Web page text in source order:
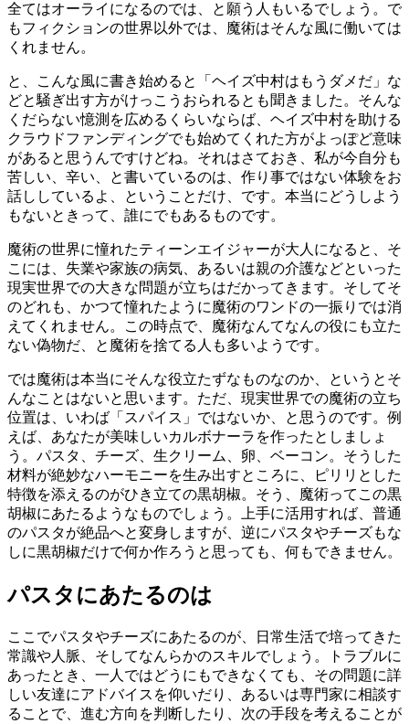
全てはオーライになるのでは、と願う人もいるでしょう。で
もフィクションの世界以外では、魔術はそんな風に働いては
くれません。
と、こんな風に書き始めると「ヘイズ中村はもうダメだ」な
どと騒ぎ出す方がけっこうおられるとも聞きました。そんな
くだらない憶測を広めるくらいならば、ヘイズ中村を助ける
クラウドファンディングでも始めてくれた方がよっぽど意味
があると思うんですけどね。それはさておき、私が今自分も
苦しい、辛い、と書いているのは、作り事ではない体験をお
話ししているよ、ということだけ、です。本当にどうしよう
もないときって、誰にでもあるものです。
魔術の世界に憧れたティーンエイジャーが大人になると、そ
こには、失業や家族の病気、あるいは親の介護などといった
現実世界での大きな問題が立ちはだかってきます。そしてそ
のどれも、かつて憧れたように魔術のワンドの一振りでは消
えてくれません。この時点で、魔術なんてなんの役にも立た
ない偽物だ、と魔術を捨てる人も多いようです。
では魔術は本当にそんな役立たずなものなのか、というとそ
んなことはないと思います。ただ、現実世界での魔術の立ち
位置は、いわば「スパイス」ではないか、と思うのです。例
えば、あなたが美味しいカルボナーラを作ったとしましょ
う。パスタ、チーズ、生クリーム、卵、ベーコン。そうした
材料が絶妙なハーモニーを生み出すところに、ピリリとした
特徴を添えるのがひき立ての黒胡椒。そう、魔術ってこの黒
胡椒にあたるようなものでしょう。上手に活用すれば、普通
のパスタが絶品へと変身しますが、逆にパスタやチーズもな
しに黒胡椒だけで何か作ろうと思っても、何もできません。
パスタにあたるのは
ここでパスタやチーズにあたるのが、日常生活で培ってきた
常識や人脈、そしてなんらかのスキルでしょう。トラブルに
あったとき、一人ではどうにもできなくても、その問題に詳
しい友達にアドバイスを仰いだり、あるいは専門家に相談す
ることで、進む方向を判断したり、次の手段を考えることが